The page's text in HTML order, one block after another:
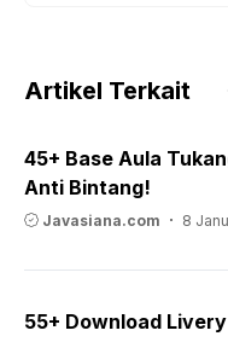
Artikel Terkait
45+ Base Aula
Anti Bintang!
Javasiana.com 8
55+ Download